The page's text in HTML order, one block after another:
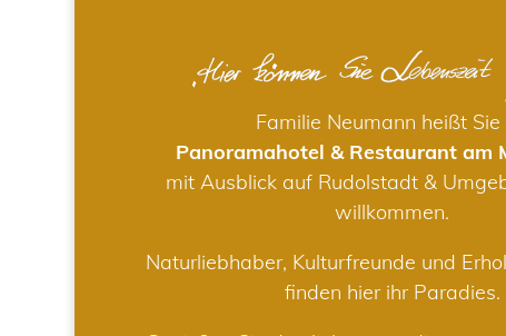
Familie Neumann heißt Sie
Panoramahotel & Restaurant am
mit Ausblick auf Rudolstadt &
willkommen.
Naturliebhaber, Kulturfreunde und
finden hier ihr Paradies.